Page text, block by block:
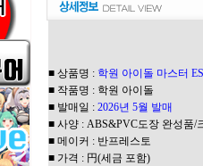
■ 상품명 : 학원 아이돌 마스터
■ 작품명 : 학원 아이돌
■ 발매일 : 2026년 5월 발매
■ 사양 : ABS&PVC도장 완성품/
■ 메이커 : 반프레스토
■ 가격 : 円(세금 포함)